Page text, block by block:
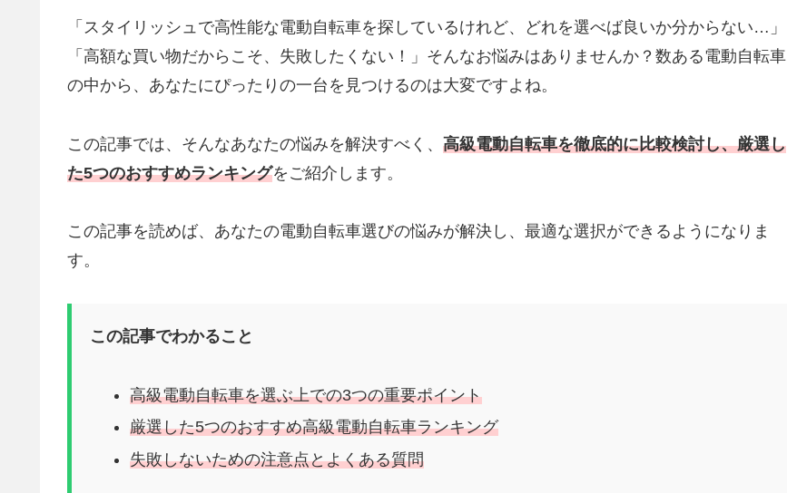
「スタイリッシュで高性能な電動自転車を探しているけれど、どれを選べば良いか分からない…」
「高額な買い物だからこそ、失敗したくない！」そんなお悩みはありませんか？数ある電動自転車
の中から、あなたにぴったりの一台を見つけるのは大変ですよね。
この記事では、そんなあなたの悩みを解決すべく、 高級電動自転車を徹底的に比較検討し、厳選し
た5つのおすすめランキングをご紹介します。
この記事を読めば、あなたの電動自転車選びの悩みが解決し、最適な選択ができるようになりま
す。
この記事でわかること
高級電動自転車を選ぶ上での3つの重要ポイント
厳選した5つのおすすめ高級電動自転車ランキング
失敗しないための注意点とよくある質問